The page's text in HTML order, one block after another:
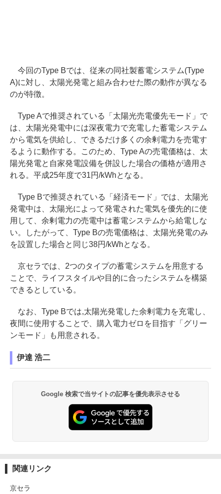
今回のType Bでは、従来の同社製蓄電システム(Type
A)に対し、太陽光発電と組み合わせた際の動作が異なる
のが特徴。
Type Aで推奨されている「太陽光売電優先モード」で
は、太陽光発電中には深夜電力で充電した蓄電システム
から電気を供給し、できるだけ多くの余剰電力を売電す
るように動作する。このため、Type Aの売電価格は、太
陽光発電と自家発電設備を併設した場合の価格が適用さ
れる。平成25年度で31円/kWhとなる。
Type Bで推奨されている「経済モード」では、太陽光
発電中は、太陽光によって発電された電気を優先的に使
用して、余剰電力の売電中は蓄電システムから給電しな
い。したがって、Type Bの売電価格は、太陽光発電のみ
を設置した場合と同じ38円/kWhとなる。
京セラでは、2つのタイプの蓄電システムを用意する
ことで、ライフスタイルや目的に合ったシステムを構築
できるとしている。
なお、Type Bでは,太陽光発電した余剰電力を充電し、
夜間に使用することで、購入電力ゼロを目指す「グリー
ンモード」も用意される。
伊達 浩二
Google 検索で当サイトの記事を優先表示させる
関連リンク
京セラ